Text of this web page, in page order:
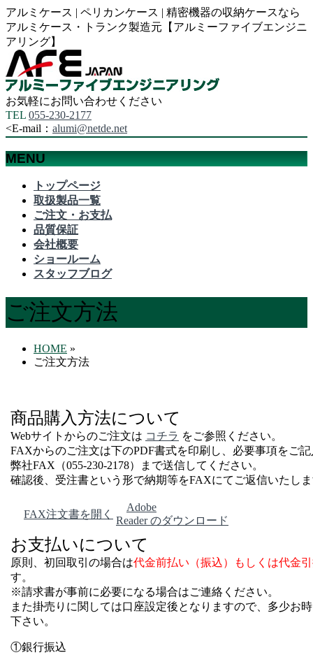
アルミケース | ペリカンケース | 精密機器の収納ケースなら
アルミケース・トランク製造元【アルミーファイブエンジニ
アリング】
お気軽にお問い合わせください
TEL 055-230-2177
<E-mail： alumi@netde.net
MENU
トップページ
取扱製品一覧
ご注文・お支払
品質保証
会社概要
ショールーム
スタッフブログ
ご注文方法
HOME »
ご注文方法
商品購入方法について
Webサイトからのご注文は コチラ をご参照ください。
FAXからのご注文は下のPDF書式を印刷し、必要事項をご
弊社FAX（055-230-2178）まで送信してください。
確認後、受注書という形で納期等をFAXにてご返信いたし
FAX注文書を開く
Adobe
Reader のダウンロード
お支払いについて
原則、初回取引の場合は代金前払い（振込）もしくは代金
す。
※請求書が事前に必要になる場合はご連絡ください。
また掛売りに関しては口座設定後となりますので、多少お
下さい。
①銀行振込